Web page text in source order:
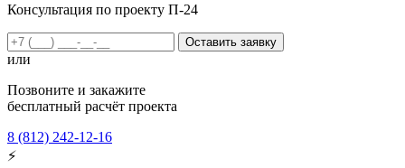
Консультация по проекту П-24
Оставить заявку
или
Позвоните и закажите
бесплатный расчёт проекта
8 (812) 242-12-16
⚡